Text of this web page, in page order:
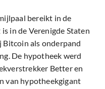
bereikt in de
in de Verenigde Staten
als onderpand
De hypotheek werd
Better en
van hypotheekgigant